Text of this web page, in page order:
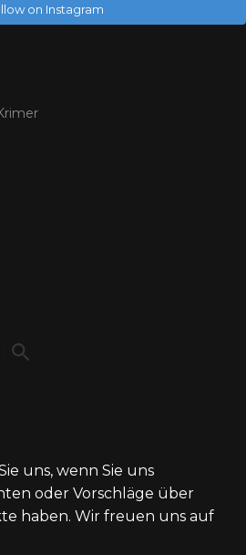
on Instagram
uns, wenn Sie uns
oder Vorschläge über
haben. Wir freuen uns auf